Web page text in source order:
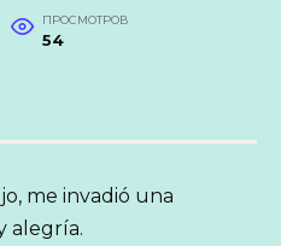
ПРОСМОТРОВ
54
me invadió una
alegría.